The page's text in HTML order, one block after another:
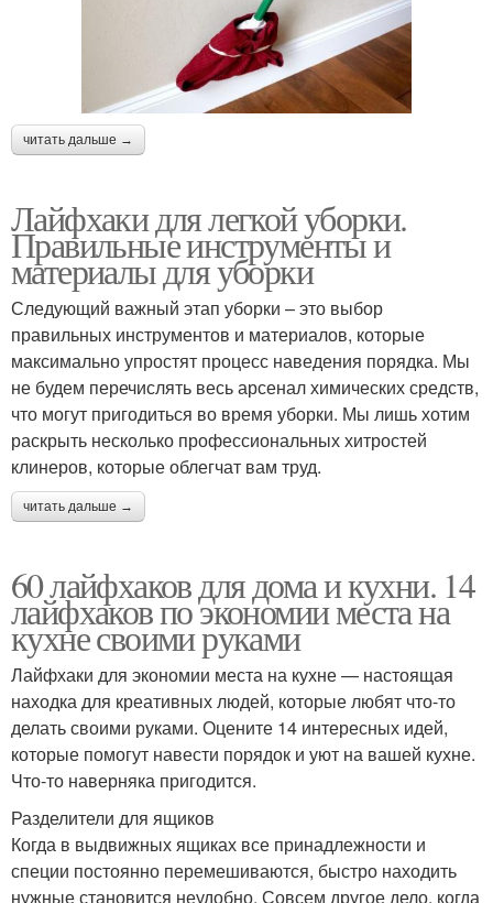
читать дальше →
Лайфхаки для легкой уборки.
Правильные инструменты и
материалы для уборки
Следующий важный этап уборки – это выбор
правильных инструментов и материалов, которые
максимально упростят процесс наведения порядка. Мы
не будем перечислять весь арсенал химических средств,
что могут пригодиться во время уборки. Мы лишь хотим
раскрыть несколько профессиональных хитростей
клинеров, которые облегчат вам труд.
читать дальше →
60 лайфхаков для дома и кухни. 14
лайфхаков по экономии места на
кухне своими руками
Лайфхаки для экономии места на кухне — настоящая
находка для креативных людей, которые любят что-то
делать своими руками. Оцените 14 интересных идей,
которые помогут навести порядок и уют на вашей кухне.
Что-то наверняка пригодится.
Разделители для ящиков
Когда в выдвижных ящиках все принадлежности и
специи постоянно перемешиваются, быстро находить
нужные становится неудобно. Совсем другое дело, когда